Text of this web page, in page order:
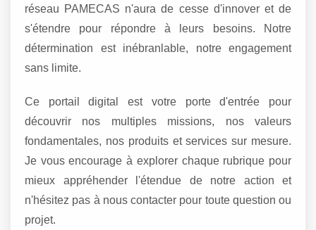
réseau PAMECAS n'aura de cesse d'innover et de
s'étendre pour répondre à leurs besoins. Notre
détermination est inébranlable, notre engagement
sans limite.
Ce portail digital est votre porte d'entrée pour
découvrir nos multiples missions, nos valeurs
fondamentales, nos produits et services sur mesure.
Je vous encourage à explorer chaque rubrique pour
mieux appréhender l'étendue de notre action et
n'hésitez pas à nous contacter pour toute question ou
projet.